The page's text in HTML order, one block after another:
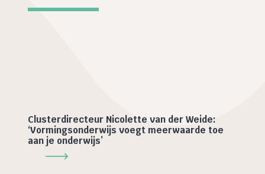
Clusterdirecteur Nicolette van der Weide:
‘Vormingsonderwijs voegt meerwaarde toe
aan je onderwijs’